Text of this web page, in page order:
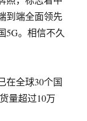
到端全面领先
5G。相信不久
在全球30个国
量超过10万